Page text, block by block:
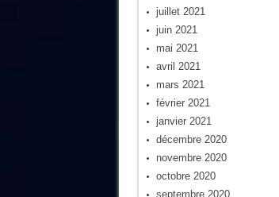
juillet 2021
juin 2021
mai 2021
avril 2021
mars 2021
février 2021
janvier 2021
décembre 2020
novembre 2020
octobre 2020
septembre 2020